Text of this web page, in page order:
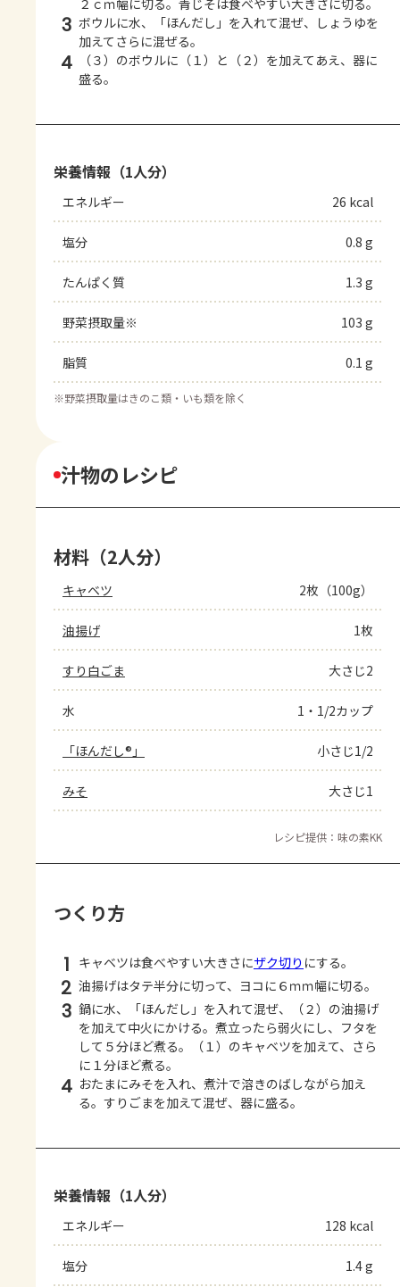
２ｃｍ幅に切る。青じそは食べやすい大きさに切る。
3 ボウルに水、「ほんだし」を入れて混ぜ、しょうゆを
加えてさらに混ぜる。
4
（３）のボウルに（１）と（２）を加えてあえ、器に
盛る。
栄養情報（1人分）
エネルギー 26 kcal
塩分 0.8 g
たんぱく質 1.3 g
野菜摂取量※ 103 g
脂質 0.1 g
※野菜摂取量はきのこ類・いも類を除く
汁物のレシピ
材料（2人分）
キャベツ 2枚（100g）
油揚げ 1枚
すり白ごま 大さじ2
水 1・1/2カップ
「ほんだし®」 小さじ1/2
みそ 大さじ1
レシピ提供：味の素KK
つくり方
1 キャベツは食べやすい大きさにザク切り にする。
2 油揚げはタテ半分に切って、ヨコに６ｍｍ幅に切る。
3 鍋に水、「ほんだし」を入れて混ぜ、（２）の油揚げ
を加えて中火にかける。煮立ったら弱火にし、フタを
して５分ほど煮る。（１）のキャベツを加えて、さら
に１分ほど煮る。
4 おたまにみそを入れ、煮汁で溶きのばしながら加え
る。すりごまを加えて混ぜ、器に盛る。
栄養情報（1人分）
エネルギー 128 kcal
塩分 1.4 g